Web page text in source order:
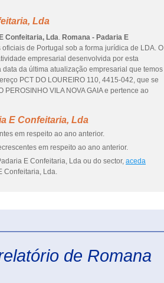
Lda
Confeitaria, Lda. Romana - Padaria E
de Portugal sob a forma jurídica de LDA. O
empresarial desenvolvida por esta
da última atualização empresarial que temos
PCT DO LOUREIRO 110, 4415-042, que se
VILA NOVA GAIA e pertence ao
E Confeitaria, Lda
em respeito ao ano anterior.
em respeito ao ano anterior.
E Confeitaria, Lda ou do sector, aceda
Confeitaria, Lda.
de Romana